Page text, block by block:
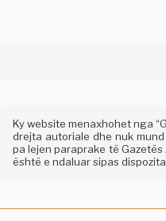
Ky website menaxhohet nga
drejta autoriale dhe nuk
pa lejen paraprake të
është e ndaluar sipas